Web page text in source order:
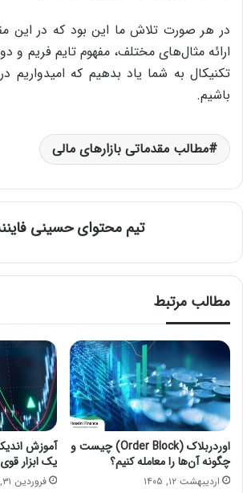
در هر صورت تلاش ما این بود که در این
ارائه مثال‌های مختلف، مفهوم تایم فریم و
تکنیکال به شما یاد بدهیم که امیدواریم
باشیم.
مطالب مقدماتی بازارهای مالی
تیم محتوای حسینی‌
مطالب مرتبط
اوردربلاک (Order Block) چیست و
چگونه آن‌ها را معامله کنیم؟
اردیبهشت ۱۲, ۱۴۰۵
آموزش
یک ابزار
فروردین ۳۱, ۱۴۰۵